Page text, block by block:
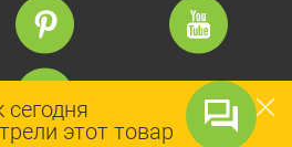
сегодня
этот товар